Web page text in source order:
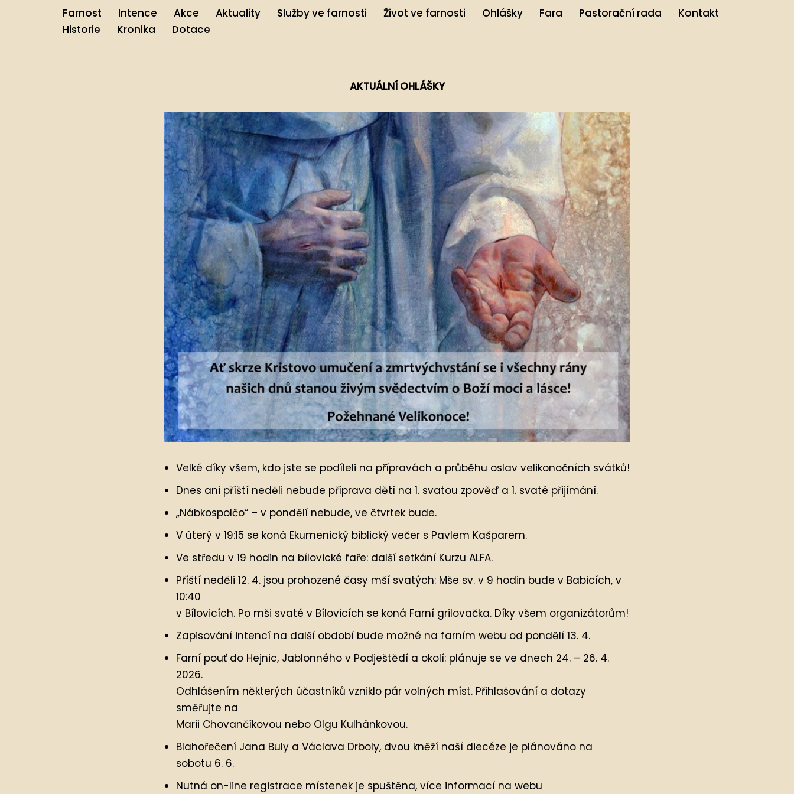
Farnost Intence Akce Aktuality Služby ve farnosti Život ve farnosti Ohlášky Fara Pastorační rada
Kontakt
Historie
Kronika Dotace
AKTUÁLNÍ OHLÁŠKY
Velké díky všem, kdo jste se podíleli na přípravách a průběhu oslav velikonočních svátků!
Dnes ani příští neděli nebude příprava dětí na 1. svatou zpověď a 1. svaté přijímání.
„Nábkospolčo“ – v pondělí nebude, ve čtvrtek bude.
V úterý v 19:15 se koná Ekumenický biblický večer s Pavlem Kašparem.
Ve středu v 19 hodin na bílovické faře: další setkání Kurzu ALFA.
Příští neděli 12. 4. jsou prohozené časy mší svatých: Mše sv. v 9 hodin bude v Babicích, v
10:40
v Bílovicích. Po mši svaté v Bílovicích se koná Farní grilovačka. Díky všem organizátorům!
Zapisování intencí na další období bude možné na farním webu od pondělí 13. 4.
Farní pouť do Hejnic, Jablonného v Podještědí a okolí: plánuje se ve dnech 24. – 26. 4.
2026.
Odhlášením některých účastníků vzniklo pár volných míst. Přihlašování a dotazy
směřujte na
Marii Chovančíkovou nebo Olgu Kulhánkovou.
Blahořečení Jana Buly a Václava Drboly, dvou kněží naší diecéze je plánováno na
sobotu 6. 6.
Nutná on-line registrace místenek je spuštěna, více informací na webu